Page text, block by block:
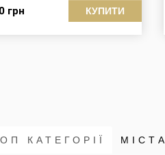
грн КУПИТИ
КАТЕГОРІЇ МІСТА